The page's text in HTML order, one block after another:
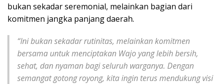
bukan sekadar seremonial, melainkan bagian dari
komitmen jangka panjang daerah.
“Ini bukan sekadar rutinitas, melainkan komitmen
bersama untuk menciptakan Wajo yang lebih bersih,
sehat, dan nyaman bagi seluruh warganya. Dengan
semangat gotong royong, kita ingin terus mendukung visi